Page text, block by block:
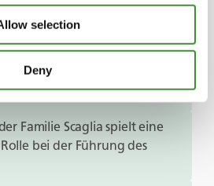
selection
Deny
des Familienbetriebs
Familie Scaglia spielt eine
bei der Führung des